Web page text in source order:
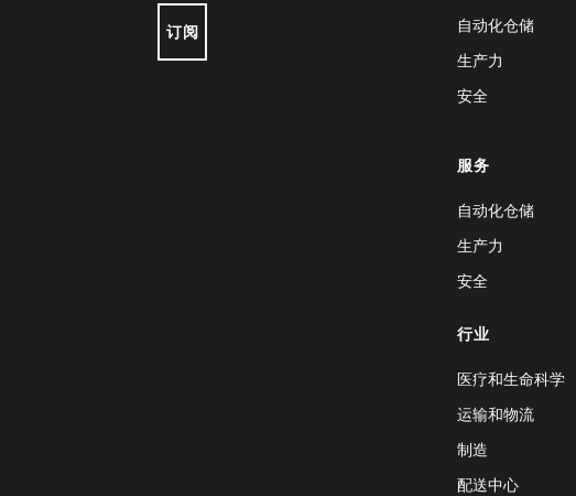
订阅
自动化仓储
生产力
安全
服务
自动化仓储
生产力
安全
行业
医疗和生命科学
运输和物流
制造
配送中心